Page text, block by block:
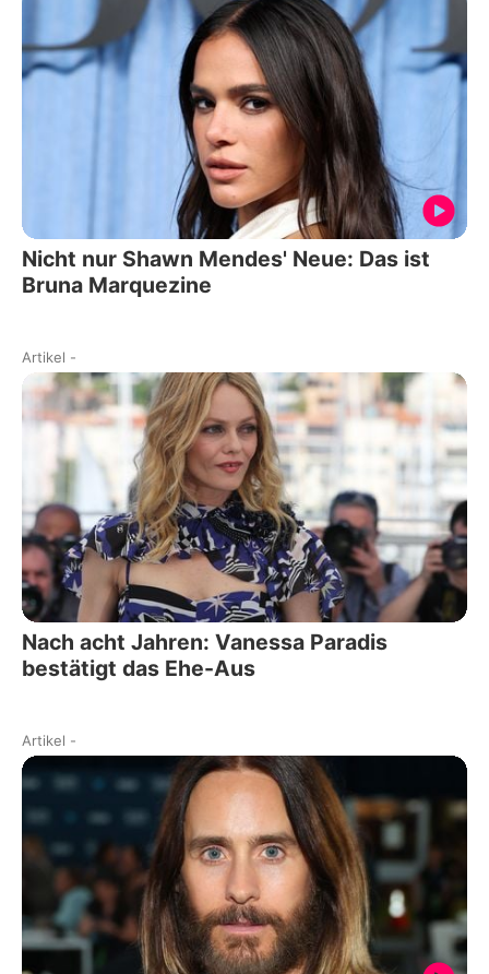
Nicht nur Shawn Mendes' Neue: Das ist
Bruna Marquezine
Artikel -
Nach acht Jahren: Vanessa Paradis
bestätigt das Ehe-Aus
Artikel -